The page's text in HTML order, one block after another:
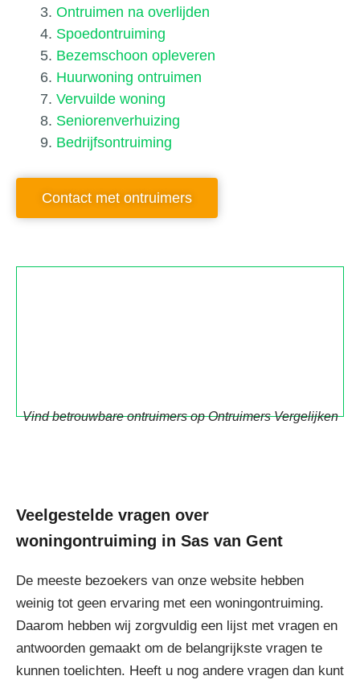
Ontruimen na overlijden
Spoedontruiming
Bezemschoon opleveren
Huurwoning ontruimen
Vervuilde woning
Seniorenverhuizing
Bedrijfsontruiming
Contact met ontruimers
Vind betrouwbare ontruimers op Ontruimers Vergelijken
Veelgestelde vragen over
woningontruiming in Sas van Gent
De meeste bezoekers van onze website hebben
weinig tot geen ervaring met een woningontruiming.
Daarom hebben wij zorgvuldig een lijst met vragen en
antwoorden gemaakt om de belangrijkste vragen te
kunnen toelichten. Heeft u nog andere vragen dan kunt